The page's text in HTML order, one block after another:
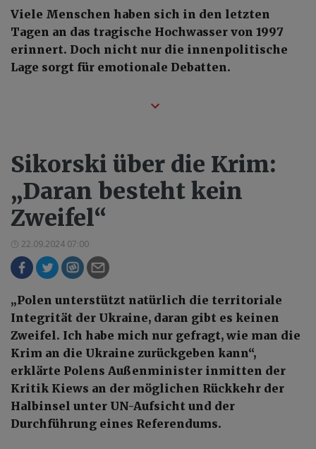
Viele Menschen haben sich in den letzten
Tagen an das tragische Hochwasser von 1997
erinnert. Doch nicht nur die innenpolitische
Lage sorgt für emotionale Debatten.
Sikorski über die Krim:
„Daran besteht kein
Zweifel“
22.09.2024 07:00
„Polen unterstützt natürlich die territoriale
Integrität der Ukraine, daran gibt es keinen
Zweifel. Ich habe mich nur gefragt, wie man die
Krim an die Ukraine zurückgeben kann“,
erklärte Polens Außenminister inmitten der
Kritik Kiews an der möglichen Rückkehr der
Halbinsel unter UN-Aufsicht und der
Durchführung eines Referendums.